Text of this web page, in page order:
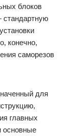
блоков
стандартную
конечно,
саморезов
для
главных
основные